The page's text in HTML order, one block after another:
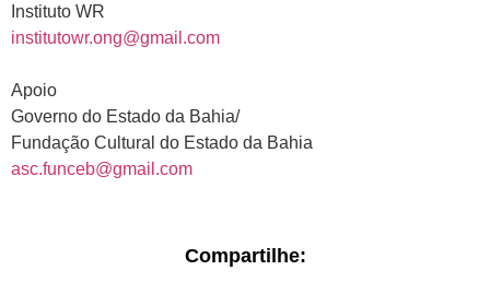
Instituto WR
institutowr.ong@gmail.com
Apoio
Governo do Estado da Bahia/
Fundação Cultural do Estado da Bahia
asc.funceb@gmail.com
Compartilhe: